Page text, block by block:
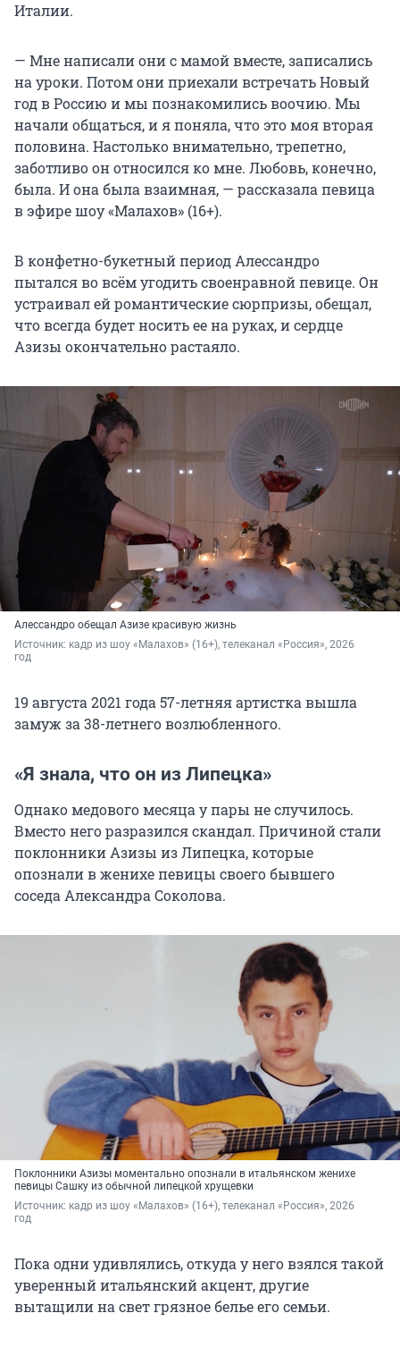
Италии.
— Мне написали они с мамой вместе, записались
на уроки. Потом они приехали встречать Новый
год в Россию и мы познакомились воочию. Мы
начали общаться, и я поняла, что это моя вторая
половина. Настолько внимательно, трепетно,
заботливо он относился ко мне. Любовь, конечно,
была. И она была взаимная, — рассказала певица
в эфире шоу «Малахов» (16+).
В конфетно-букетный период Алессандро
пытался во всём угодить своенравной певице. Он
устраивал ей романтические сюрпризы, обещал,
что всегда будет носить ее на руках, и сердце
Азизы окончательно растаяло.
Алессандро обещал Азизе красивую жизнь
Источник: кадр из шоу «Малахов» (16+), телеканал «Россия», 2026
год
19 августа 2021 года 57-летняя артистка вышла
замуж за 38-летнего возлюбленного.
«Я знала, что он из Липецка»
Однако медового месяца у пары не случилось.
Вместо него разразился скандал. Причиной стали
поклонники Азизы из Липецка, которые
опознали в женихе певицы своего бывшего
соседа Александра Соколова.
Поклонники Азизы моментально опознали в итальянском женихе
певицы Сашку из обычной липецкой хрущевки
Источник: кадр из шоу «Малахов» (16+), телеканал «Россия», 2026
год
Пока одни удивлялись, откуда у него взялся такой
уверенный итальянский акцент, другие
вытащили на свет грязное белье его семьи.